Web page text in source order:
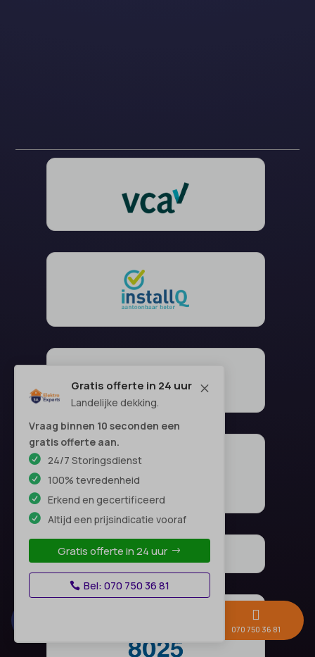
M
Gratis offerte in 24 uur
Landelijke dekking.
Vraag binnen 10 seconden een
gratis offerte aan.
24/7 Storingsdienst
100% tevredenheid
Erkend en gecertificeerd
Altijd een prijsindicatie vooraf
Gratis offerte in 24 uur
Bel: 070 750 36 81

070 750 36 81